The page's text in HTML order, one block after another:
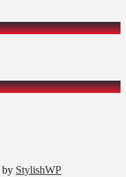
by StylishWP